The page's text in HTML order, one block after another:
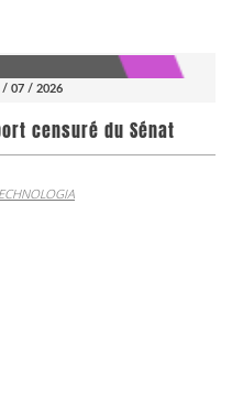
/ 07 / 2026
censuré du Sénat